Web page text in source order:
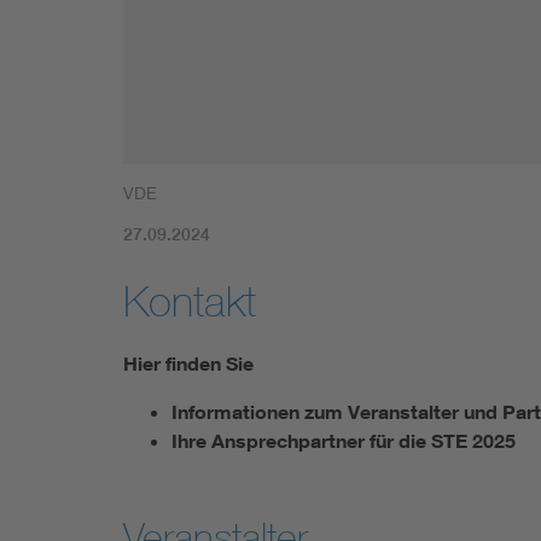
VDE
27.09.2024
Kontakt
Hier finden Sie
Informationen zum Veranstalter und
Ihre Ansprechpartner für die STE 2025